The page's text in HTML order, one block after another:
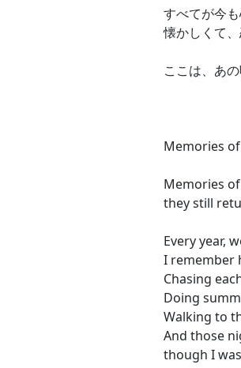
すべてが今も
懐かしくて、
ここは、あ
Memories
Memories
they still
Every year,
I remember
Chasing
Doing
Walking to
And those
though I